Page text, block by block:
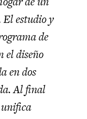
El estudio y
de
el diseño
en dos
Al final
unifica